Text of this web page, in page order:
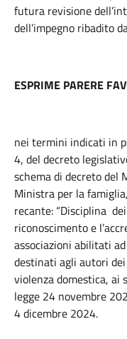
futura revisione
dell’impegno ribadito
ESPRIME PARERE
nei termini indicati in
4, del decreto
schema di decreto del
Ministra per la
recante: “Disciplina
riconoscimento e
associazioni abilitati
destinati agli autori
violenza domestica, ai
legge 24 novembre
4 dicembre 2024.